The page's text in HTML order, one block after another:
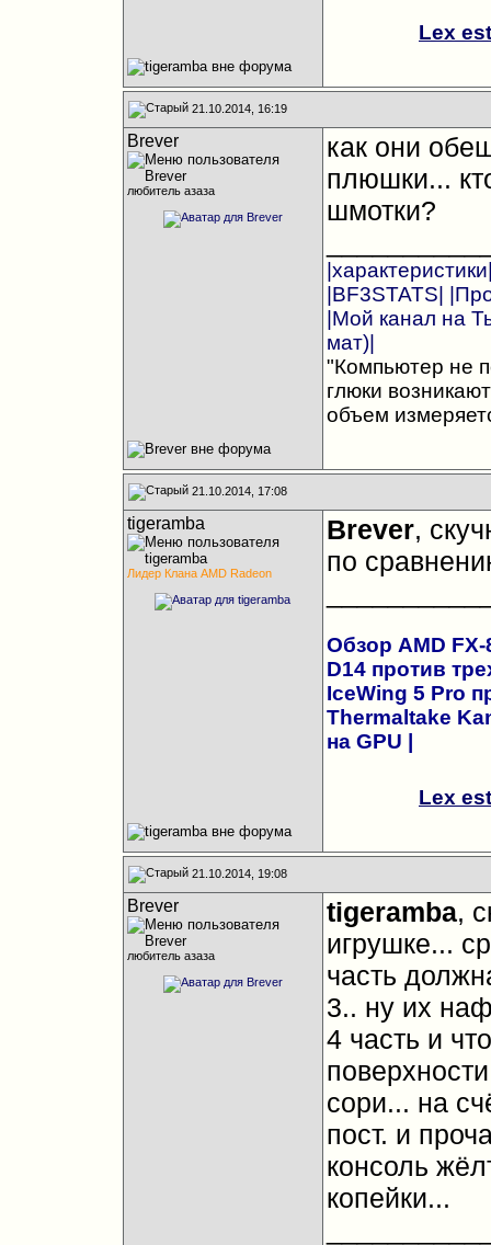
Lex
21.10.2014, 16:19
Brever
любитель азаза
как они
плюшки...
шмотки?
|BF3STATS|
|Мой канал на
мат)|
"Компьютер не
глюки
объем
21.10.2014, 17:08
tigeramba
Лидер Клана AMD Radeon
Brever,
по
Обзор AMD FX-
D14 против
IceWing 5 Pro
Thermaltake
на GPU
Lex
21.10.2014, 19:08
Brever
любитель азаза
tigeramba,
игрушке...
часть
3.. ну их
4 часть и
сори... на
пост. и
консоль
копейки...